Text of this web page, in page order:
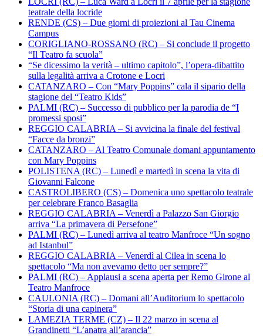
teatrale della locride
RENDE (CS) – Due giorni di proiezioni al Tau Cinema
Campus
CORIGLIANO-ROSSANO (RC) – Si conclude il progetto
“Il Teatro fa scuola”
“Se dicessimo la verità – ultimo capitolo”, l’opera-dibattito
sulla legalità arriva a Crotone e Locri
CATANZARO – Con “Mary Poppins” cala il sipario della
stagione del “Teatro Kids”
PALMI (RC) – Successo di pubblico per la parodia de “I
promessi sposi”
REGGIO CALABRIA – Si avvicina la finale del festival
“Facce da bronzi”
CATANZARO – Al Teatro Comunale domani appuntamento
con Mary Poppins
POLISTENA (RC) – Lunedì e martedì in scena la vita di
Giovanni Falcone
CASTROLIBERO (CS) – Domenica uno spettacolo teatrale
per celebrare Franco Basaglia
REGGIO CALABRIA – Venerdì a Palazzo San Giorgio
arriva “La primavera di Persefone”
PALMI (RC) – Lunedì arriva al teatro Manfroce “Un sogno
ad Istanbul”
REGGIO CALABRIA – Venerdì al Cilea in scena lo
spettacolo “Ma non avevamo detto per sempre?”
PALMI (RC) – Applausi a scena aperta per Remo Girone al
Teatro Manfroce
CAULONIA (RC) – Domani all’Auditorium lo spettacolo
“Storia di una capinera”
LAMEZIA TERME (CZ) – Il 22 marzo in scena al
Grandinetti “L’anatra all’arancia”